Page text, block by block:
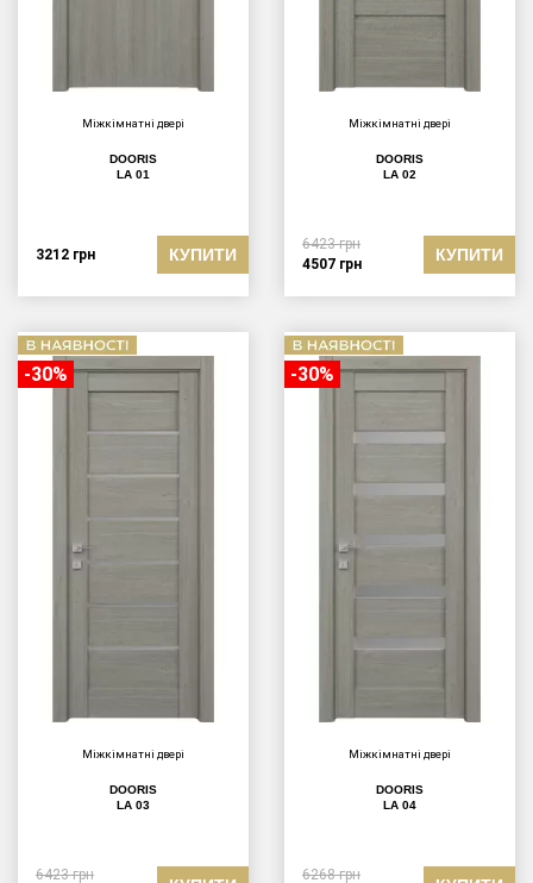
Міжкімнатні двері
DOORIS
LA 01
3212 грн КУПИТИ
Міжкімнатні двері
DOORIS
LA 02
6423грн
4507 грн КУПИТИ
-30%
Міжкімнатні двері
DOORIS
LA 03
6423грн
-30%
Міжкімнатні двері
DOORIS
LA 04
6268грн